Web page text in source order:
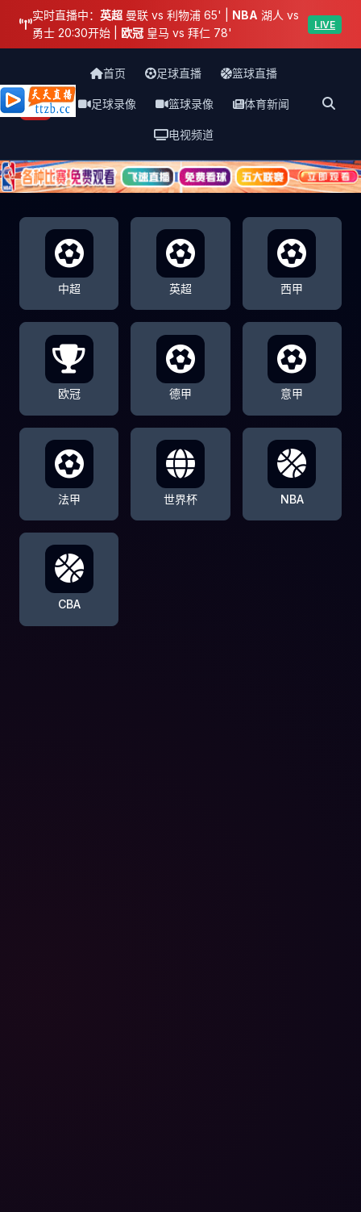
实时直播中： 英超 曼联 vs 利物浦 65' | NBA 湖人 vs
勇士 20:30开始 | 欧冠 皇马 vs 拜仁 78'
LIVE
天天直播网
首页 足球直播 篮球直播
足球录像 篮球录像 体育新闻
电视频道
中超 英超 西甲
欧冠 德甲 意甲
法甲 世界杯 NBA
CBA